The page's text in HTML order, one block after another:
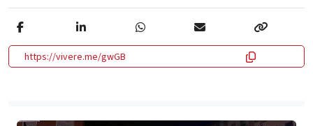
https://vivere.me/gwGB